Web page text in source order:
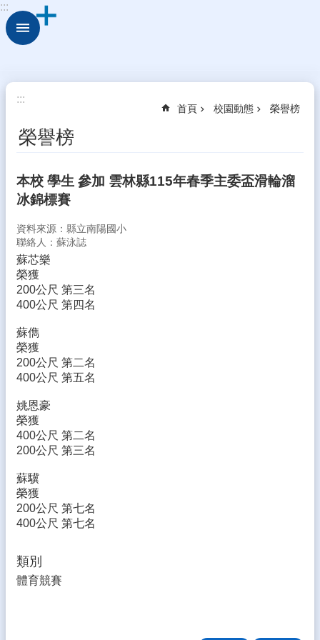
跳到主要內容區塊
進
校
動
態
識
本
行
政
處
室
生
專
區
園
成
果
務
E
化
雲
縣
數
位
:::
:::
首頁 校園動態 榮譽榜
榮譽榜
本校 學生 參加 雲林縣115年春季主委盃滑輪溜
冰錦標賽
資料來源：縣立南陽國小
聯絡人：蘇泳誌
蘇芯樂
榮獲
200公尺 第三名
400公尺 第四名
蘇儁
榮獲
200公尺 第二名
400公尺 第五名
姚恩豪
榮獲
400公尺 第二名
200公尺 第三名
蘇驥
榮獲
200公尺 第七名
400公尺 第七名
類別
體育競賽